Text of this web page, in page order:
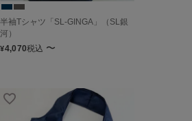
半袖Tシャツ「SL-GINGA」（SL銀
河）
¥4,070税込 〜